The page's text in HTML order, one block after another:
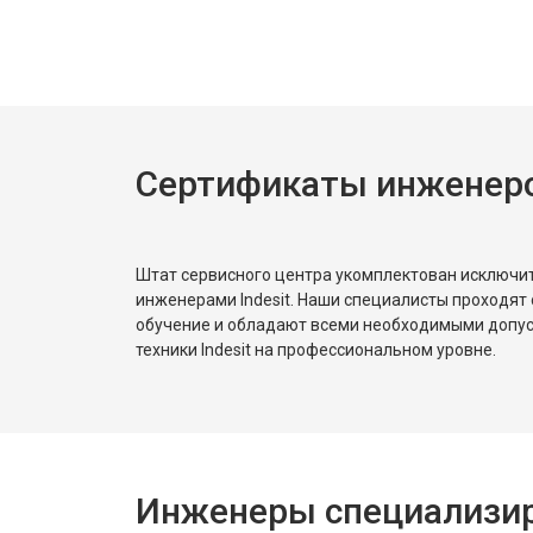
Замена платы сенсорного
Замена панели управления
Замена ТЭН
Сертификаты
Штат сервисного центра укомплектован
инженерами Indesit. Наши специалисты проходят
обучение и обладают всеми необходимыми
техники Indesit на профессиональном уровне.
Инженеры